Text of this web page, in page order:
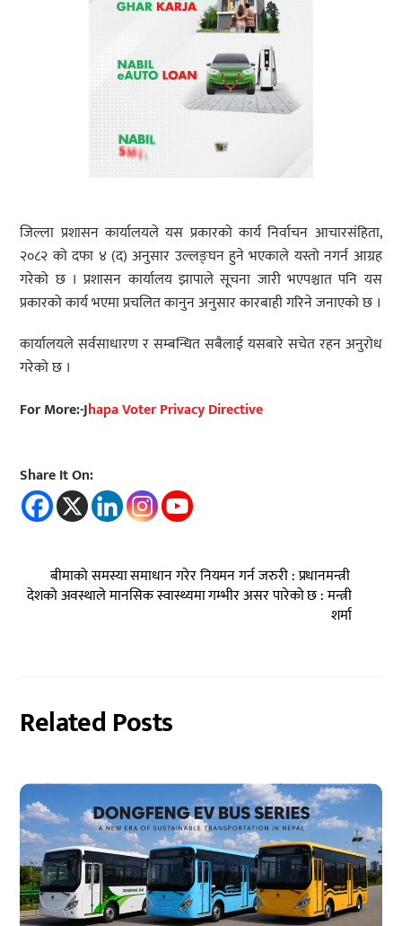
जिल्ला प्रशासन कार्यालयले यस प्रकारको कार्य निर्वाचन आचारसंहिता,
२०८२ को दफा ४ (द) अनुसार उल्लङ्घन हुने भएकाले यस्तो नगर्न आग्रह
गरेको छ । प्रशासन कार्यालय झापाले सूचना जारी भएपश्चात पनि यस
प्रकारको कार्य भएमा प्रचलित कानुन अनुसार कारबाही गरिने जनाएको छ ।
कार्यालयले सर्वसाधारण र सम्बन्धित सबैलाई यसबारे सचेत रहन अनुरोध
गरेको छ ।
For More:-Jhapa Voter Privacy Directive
Share It On:
बीमाको समस्या समाधान गरेर नियमन गर्न जरुरी : प्रधानमन्त्री
देशको अवस्थाले मानसिक स्वास्थ्यमा गम्भीर असर पारेको छ : मन्त्री
शर्मा
Related Posts